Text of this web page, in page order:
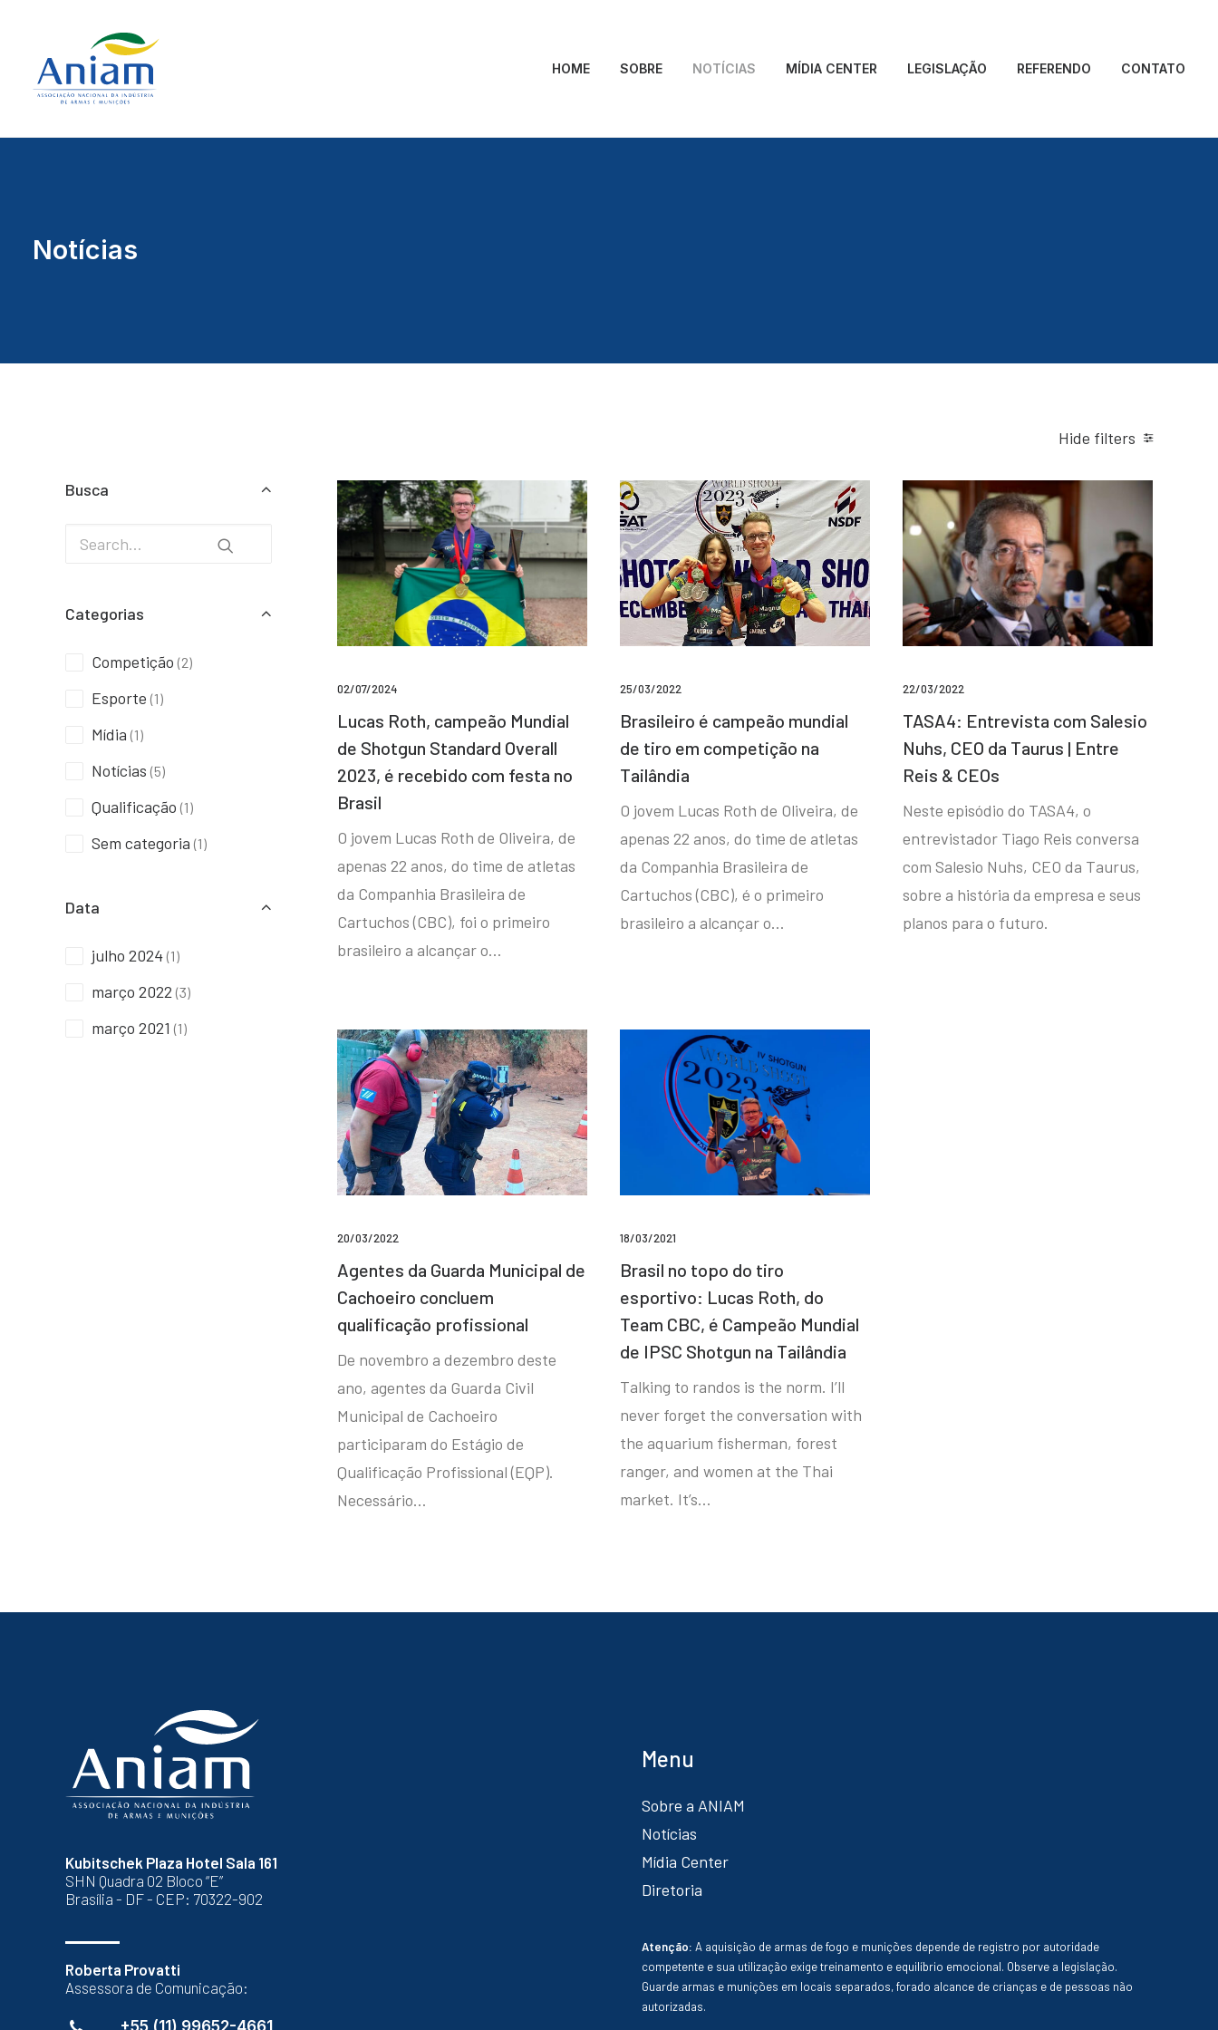
HOME SOBRE NOTÍCIAS MÍDIA CENTER LEGISLAÇÃO REFERENDO CONTATO
Notícias
Hide filters
Busca
Categorias
Competição (2)
Esporte (1)
Mídia (1)
Notícias (5)
Qualificação (1)
Sem categoria (1)
Data
julho 2024 (1)
março 2022 (3)
março 2021 (1)
02/07/2024
Lucas Roth, campeão Mundial
de Shotgun Standard Overall
2023, é recebido com festa no
Brasil
O jovem Lucas Roth de Oliveira, de
apenas 22 anos, do time de atletas
da Companhia Brasileira de
Cartuchos (CBC), foi o primeiro
brasileiro a alcançar o…
25/03/2022
Brasileiro é campeão mundial
de tiro em competição na
Tailândia
O jovem Lucas Roth de Oliveira, de
apenas 22 anos, do time de atletas
da Companhia Brasileira de
Cartuchos (CBC), é o primeiro
brasileiro a alcançar o…
22/03/2022
TASA4: Entrevista com Salesio
Nuhs, CEO da Taurus | Entre
Reis & CEOs
Neste episódio do TASA4, o
entrevistador Tiago Reis conversa
com Salesio Nuhs, CEO da Taurus,
sobre a história da empresa e seus
planos para o futuro.
20/03/2022
Agentes da Guarda Municipal de
Cachoeiro concluem
qualificação profissional
De novembro a dezembro deste
ano, agentes da Guarda Civil
Municipal de Cachoeiro
participaram do Estágio de
Qualificação Profissional (EQP).
Necessário…
18/03/2021
Brasil no topo do tiro
esportivo: Lucas Roth, do
Team CBC, é Campeão Mundial
de IPSC Shotgun na Tailândia
Talking to randos is the norm. I’ll
never forget the conversation with
the aquarium fisherman, forest
ranger, and women at the Thai
market. It’s…
Kubitschek Plaza Hotel Sala 161
SHN Quadra 02 Bloco “E”
Brasília - DF - CEP: 70322-902
Roberta Provatti
Assessora de Comunicação:
+55 (11) 99652-4661
Menu
Sobre a ANIAM
Notícias
Mídia Center
Diretoria
Atenção: A aquisição de armas de fogo e munições depende de registro por autoridade
competente e sua utilização exige treinamento e equilíbrio emocional. Observe a legislação.
Guarde armas e munições em locais separados, forado alcance de crianças e de pessoas não
autorizadas.